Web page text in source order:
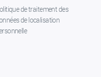
de traitement des
de localisation